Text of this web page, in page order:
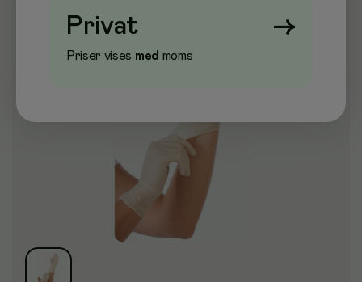
Privat →
Priser vises med moms